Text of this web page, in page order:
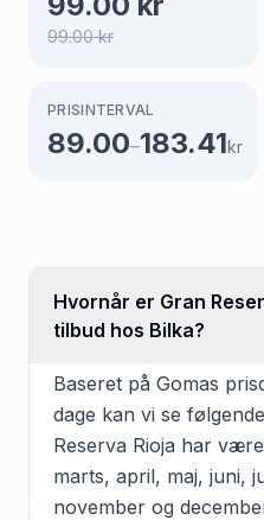
99.00kr
PRISINTERVAL
89.00–183.41kr
Hvornår er Gran
tilbud hos Bilka?
Baseret på Gomas
dage kan vi se
Reserva Rioja har
marts, april, maj, juni,
november og